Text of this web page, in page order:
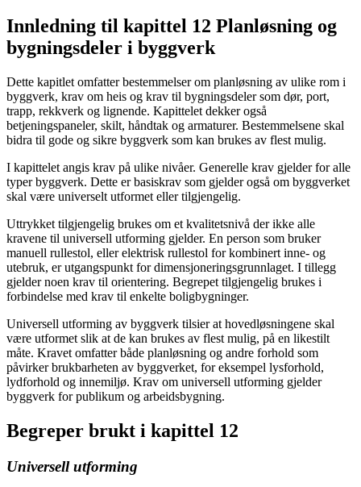
Innledning til kapittel 12 Planløsning og
bygningsdeler i byggverk
Dette kapitlet omfatter bestemmelser om planløsning av ulike rom i
byggverk, krav om heis og krav til bygningsdeler som dør, port,
trapp, rekkverk og lignende. Kapittelet dekker også
betjeningspaneler, skilt, håndtak og armaturer. Bestemmelsene skal
bidra til gode og sikre byggverk som kan brukes av flest mulig.
I kapittelet angis krav på ulike nivåer. Generelle krav gjelder for alle
typer byggverk. Dette er basiskrav som gjelder også om byggverket
skal være universelt utformet eller tilgjengelig.
Uttrykket tilgjengelig brukes om et kvalitetsnivå der ikke alle
kravene til universell utforming gjelder. En person som bruker
manuell rullestol, eller elektrisk rullestol for kombinert inne- og
utebruk, er utgangspunkt for dimensjoneringsgrunnlaget. I tillegg
gjelder noen krav til orientering. Begrepet tilgjengelig brukes i
forbindelse med krav til enkelte boligbygninger.
Universell utforming av byggverk tilsier at hovedløsningene skal
være utformet slik at de kan brukes av flest mulig, på en likestilt
måte. Kravet omfatter både planløsning og andre forhold som
påvirker brukbarheten av byggverket, for eksempel lysforhold,
lydforhold og innemiljø. Krav om universell utforming gjelder
byggverk for publikum og arbeidsbygning.
Begreper brukt i kapittel 12
Universell utforming